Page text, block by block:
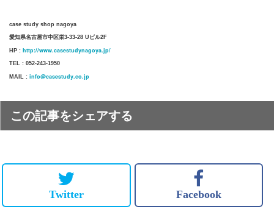
case study shop nagoya
愛知県名古屋市中区栄3-33-28 Uビル2F
HP : http://www.casestudynagoya.jp/
TEL : 052-243-1950
MAIL : info@casestudy.co.jp
この記事をシェアする
Twitter Facebook